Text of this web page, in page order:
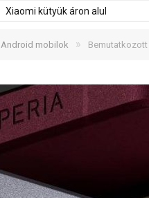
Xiaomi kütyük áron alul
Android mobilok » Bemutatkozott